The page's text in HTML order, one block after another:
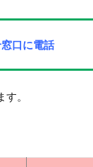
窓口に電話
。